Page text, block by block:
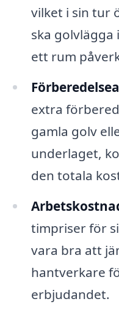
vilket i sin tur
ska golvlägga
ett rum
extra
gamla golv
underlaget,
den totala
timpriser för
vara bra att
hantverkare
erbjudandet.